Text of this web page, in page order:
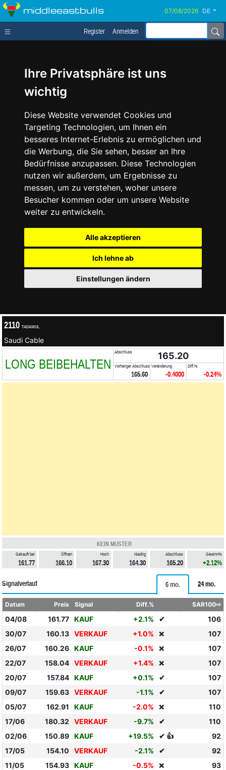
Ihre Privatsphäre ist uns
wichtig
Diese Website verwendet Cookies und
Targeting Technologien, um Ihnen ein
besseres Internet-Erlebnis zu ermöglichen und
die Werbung, die Sie sehen, besser an Ihre
Bedürfnisse anzupassen. Diese Technologien
nutzen wir außerdem, um Ergebnisse zu
messen, um zu verstehen, woher unsere
Besucher kommen oder um unsere Website
weiter zu entwickeln.
Alle akzeptieren
Ich lehne ab
Einstellungen ändern
middleeastbulls DE
Register Anmelden
2110 TADAWUL
Saudi Cable
LONG BEIBEHALTEN
Abschluss 165.20
Vorheriger Abschluss
165.60
Veränderung
-0.4000
Diff.%
-0.24%
KEIN MUSTER
Gekauft bei
161.77
Öffnen
166.10
Hoch
167.30
Niedrig
164.30
Abschluss
165.20
Gewinn%
+2.12%
Signalverlauf 6 mo. 24 mo.
Datum Preis Signal Diff.% SAR100⇨
04/08 161.77 KAUF +2.1% ✔
106
30/07
160.13 VERKAUF +1.0% ❌
107
26/07
160.26 KAUF -0.1% ❌
107
22/07
158.04 VERKAUF +1.4% ❌
107
20/07
157.84 KAUF +0.1% ✔
107
09/07
159.63 VERKAUF -1.1% ✔
107
05/07
162.91 KAUF -2.0% ❌
110
17/06
180.32 VERKAUF -9.7% ✔
110
02/06
150.89 KAUF +19.5% ✔ 👍
92
17/05
154.10 VERKAUF -2.1% ✔
92
11/05
154.93 KAUF -0.5% ❌
93